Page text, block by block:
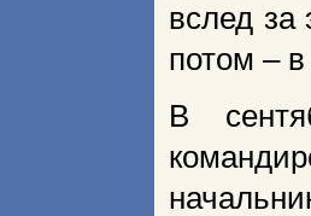
вслед за
потом –
В